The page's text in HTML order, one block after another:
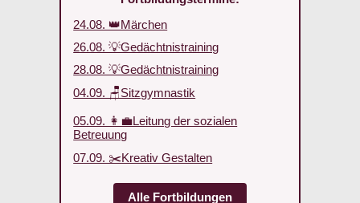
24.08. 👑Märchen
26.08. 💡Gedächtnistraining
28.08. 💡Gedächtnistraining
04.09. 🪑Sitzgymnastik
05.09. 👩‍💼Leitung der sozialen
Betreuung
07.09. ✂️Kreativ Gestalten
Alle Fortbildungen